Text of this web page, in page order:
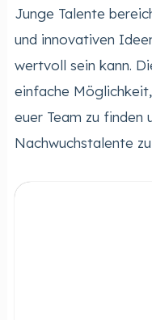
Junge Talente
und innovativen
wertvoll sein kann.
einfache
euer Team zu finden
Nachwuchstalente